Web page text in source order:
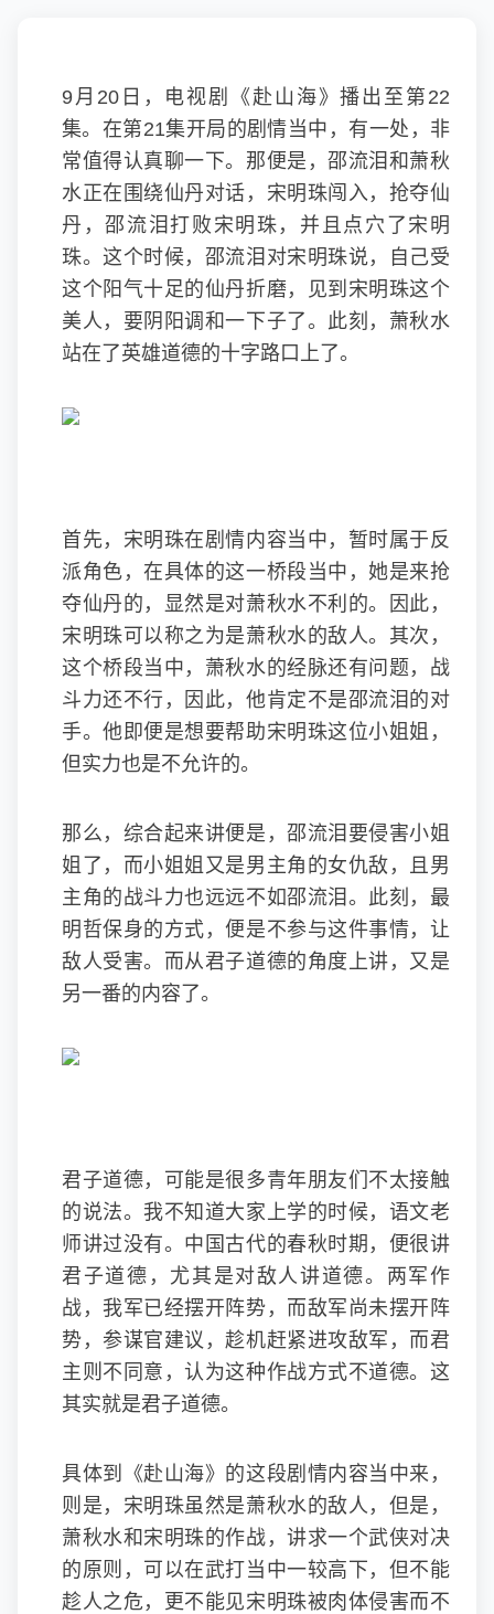
9月20日，电视剧《赴山海》播出至第22
集。在第21集开局的剧情当中，有一处，非
常值得认真聊一下。那便是，邵流泪和萧秋
水正在围绕仙丹对话，宋明珠闯入，抢夺仙
丹，邵流泪打败宋明珠，并且点穴了宋明
珠。这个时候，邵流泪对宋明珠说，自己受
这个阳气十足的仙丹折磨，见到宋明珠这个
美人，要阴阳调和一下子了。此刻，萧秋水
站在了英雄道德的十字路口上了。
首先，宋明珠在剧情内容当中，暂时属于反
派角色，在具体的这一桥段当中，她是来抢
夺仙丹的，显然是对萧秋水不利的。因此，
宋明珠可以称之为是萧秋水的敌人。其次，
这个桥段当中，萧秋水的经脉还有问题，战
斗力还不行，因此，他肯定不是邵流泪的对
手。他即便是想要帮助宋明珠这位小姐姐，
但实力也是不允许的。
那么，综合起来讲便是，邵流泪要侵害小姐
姐了，而小姐姐又是男主角的女仇敌，且男
主角的战斗力也远远不如邵流泪。此刻，最
明哲保身的方式，便是不参与这件事情，让
敌人受害。而从君子道德的角度上讲，又是
另一番的内容了。
君子道德，可能是很多青年朋友们不太接触
的说法。我不知道大家上学的时候，语文老
师讲过没有。中国古代的春秋时期，便很讲
君子道德，尤其是对敌人讲道德。两军作
战，我军已经摆开阵势，而敌军尚未摆开阵
势，参谋官建议，趁机赶紧进攻敌军，而君
主则不同意，认为这种作战方式不道德。这
其实就是君子道德。
具体到《赴山海》的这段剧情内容当中来，
则是，宋明珠虽然是萧秋水的敌人，但是，
萧秋水和宋明珠的作战，讲求一个武侠对决
的原则，可以在武打当中一较高下，但不能
趁人之危，更不能见宋明珠被肉体侵害而不